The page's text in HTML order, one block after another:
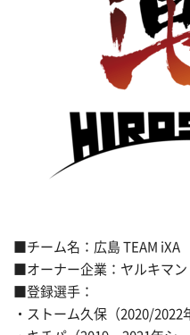
■チーム名：広島 TEAM iXA
■オーナー企業：ヤルキマ
■登録選手：
・ストーム久保（2020/2022